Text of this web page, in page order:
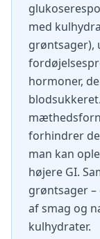
med
grøntsager),
hormoner,
forhindrer
man kan
højere GI.
grøntsager –
af smag og
kulhydrater.